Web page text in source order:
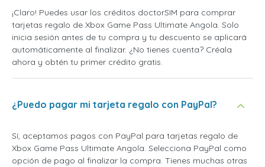
¡Claro! Puedes usar los créditos doctorSIM para comprar
tarjetas regalo de Xbox Game Pass Ultimate Angola. Solo
inicia sesión antes de tu compra y tu descuento se aplicará
automáticamente al finalizar. ¿No tienes cuenta? Créala
ahora y obtén tu primer crédito gratis.
¿Puedo pagar mi tarjeta regalo con PayPal?
Sí, aceptamos pagos con PayPal para tarjetas regalo de
Xbox Game Pass Ultimate Angola. Selecciona PayPal como
opción de pago al finalizar la compra. Tienes muchas otras